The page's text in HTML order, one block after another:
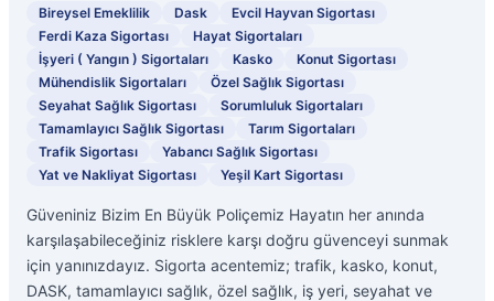
Bireysel Emeklilik Dask
Evcil Hayvan Sigortası
Ferdi Kaza Sigortası
Hayat Sigortaları
İşyeri ( Yangın ) Sigortaları
Kasko
Konut Sigortası
Mühendislik Sigortaları
Özel Sağlık Sigortası
Seyahat Sağlık Sigortası
Sorumluluk Sigortaları
Tamamlayıcı Sağlık Sigortası
Tarım Sigortaları
Trafik Sigortası
Yabancı Sağlık Sigortası
Yat ve Nakliyat Sigortası
Yeşil Kart Sigortası
Güveniniz Bizim En Büyük Poliçemiz Hayatın her anında
karşılaşabileceğiniz risklere karşı doğru güvenceyi sunmak
için yanınızdayız. Sigorta acentemiz; trafik, kasko, konut,
DASK, tamamlayıcı sağlık, özel sağlık, iş yeri, seyahat ve